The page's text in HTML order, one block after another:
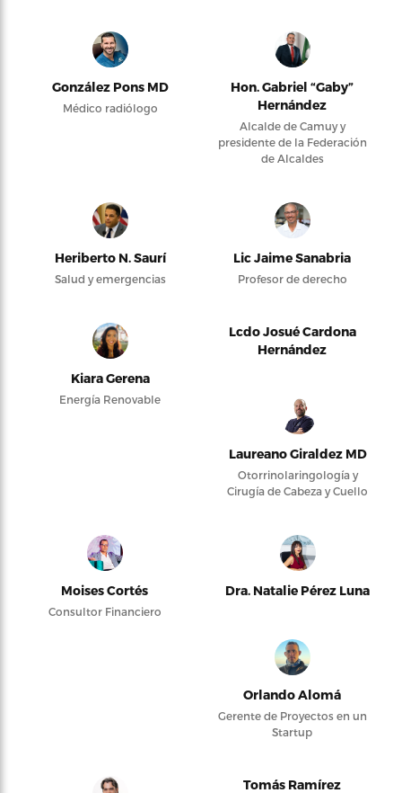
González Pons MD
Médico radiólogo
Hon. Gabriel “Gaby”
Hernández
Alcalde de Camuy y
presidente de la Federación
de Alcaldes
Heriberto N. Saurí
Salud y emergencias
Lic Jaime Sanabria
Profesor de derecho
Kiara Gerena
Energía Renovable
Lcdo Josué Cardona
Hernández
Laureano Giraldez MD
Otorrinolaringología y
Cirugía de Cabeza y Cuello
Moises Cortés
Consultor Financiero
Dra. Natalie Pérez Luna
Orlando Alomá
Gerente de Proyectos en un
Startup
Tomás Ramírez